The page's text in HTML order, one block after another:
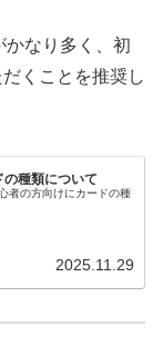
なり多く、初
くことを推奨し
の種類について
者の方向けにカードの種
2025.11.29